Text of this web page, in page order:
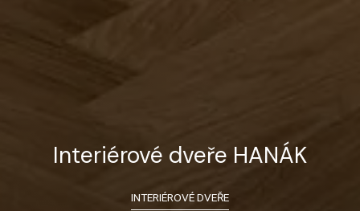
Interiérové dveře HANÁK
INTERIÉROVÉ DVEŘE